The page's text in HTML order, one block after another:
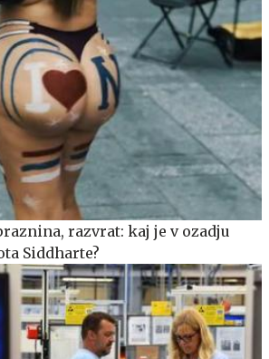
razvrat: kaj je v ozadju
Siddharte?